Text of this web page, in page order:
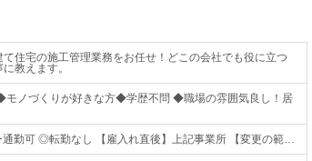
住宅の施工管理業務をお任せ！どこの会社でも役に立つ
教えます。
ノづくりが好きな方◆学歴不問 ◆職場の雰囲気良し！居
勤可 ◎転勤なし 【雇入れ直後】上記事業所 【変更の範…